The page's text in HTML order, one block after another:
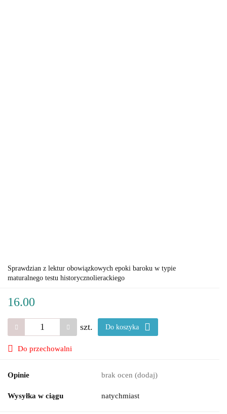
Sprawdzian z lektur obowiązkowych epoki baroku w typie
maturalnego testu historycznolierackiego
16.00
szt. Do koszyka
Do przechowalni
Opinie brak ocen (dodaj)
Wysyłka w ciągu natychmiast